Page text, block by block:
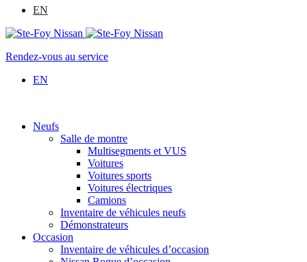
EN
Rendez-vous au service
EN
Neufs
Salle de montre
Multisegments et VUS
Voitures
Voitures sports
Voitures électriques
Camions
Inventaire de véhicules neufs
Démonstrateurs
Occasion
Inventaire de véhicules d’occasion